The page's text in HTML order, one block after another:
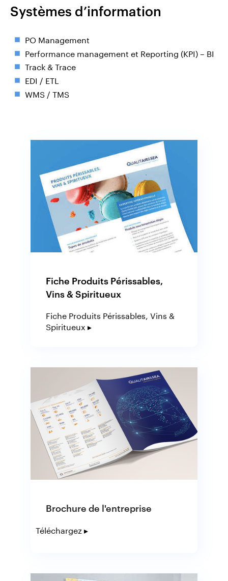
Systèmes d’information
PO Management
Performance management et Reporting (KPI) – BI
Track & Trace
EDI / ETL
WMS / TMS
Fiche Produits Périssables,
Vins & Spiritueux
Fiche Produits Périssables, Vins &
Spiritueux ▸
Brochure de l'entreprise
Téléchargez ▸